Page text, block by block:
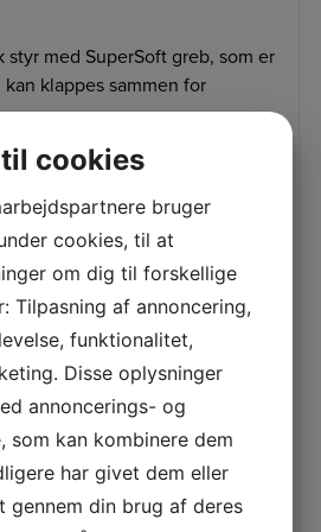
med SuperSoft greb, som er
klappes sammen for
SPAR 15%
STIHL MSA 161 T ACCU-
KÆDESAV
Stihl MSA 161 T Stihl MSA
161 T er en yderst let og
nøjagtig batterimotorsav til
cookies
bruger
cookies, til at
om dig til forskellige
Tilpasning af annoncering,
funktionalitet,
Disse oplysninger
annoncerings- og
som kan kombinere dem
har givet dem eller
gennem din brug af deres